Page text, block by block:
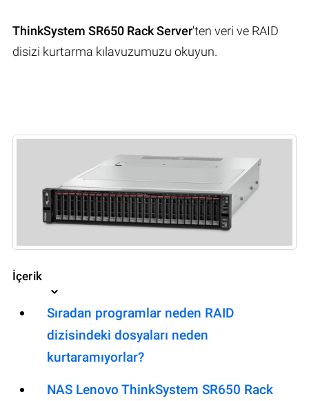
ThinkSystem SR650 Rack Server'ten veri ve RAID
disizi kurtarma kılavuzumuzu okuyun.
İçerik
Sıradan programlar neden RAID
dizisindeki dosyaları neden
kurtaramıyorlar?
NAS Lenovo ThinkSystem SR650 Rack